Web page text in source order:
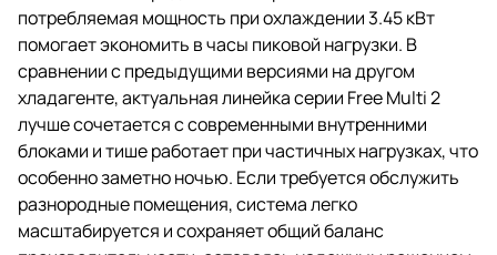
потребляемая мощность при охлаждении 3.45 кВт
помогает экономить в часы пиковой нагрузки. В
сравнении с предыдущими версиями на другом
хладагенте, актуальная линейка серии Free Multi 2
лучше сочетается с современными внутренними
блоками и тише работает при частичных нагрузках, что
особенно заметно ночью. Если требуется обслужить
разнородные помещения, система легко
масштабируется и сохраняет общий баланс